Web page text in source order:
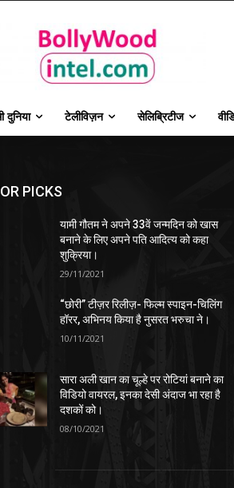
दुनिया टेलीविज़न सेलिब्रिटीज
PICKS
यामी गौतम ने अपने 33वें जन्मदिन को खास
बनाने के लिए अपने पति आदित्य को कहा
शुक्रिया।
29/11/2021
“छोरी” टीज़र रिलीज़- फिल्म स्पाइन-चिलिंग
हॉरर, अभिनय किया है नुसरत भरुचा ने।
10/11/2021
सारा अली खान का चूल्हे पर रोटियां बनाने का
विडियो वायरल, इनका देसी अंदाज भा रहा है
दशकों को।
08/10/2021